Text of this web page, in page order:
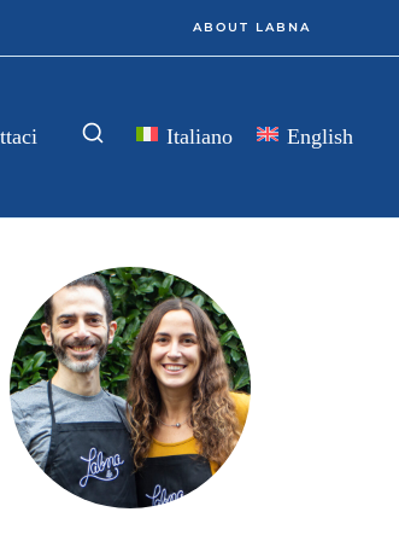
ABOUT LABNA
Italiano English